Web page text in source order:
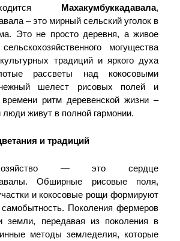
Махакумбуккадавала,
– это мирный сельский уголок в
Это не просто деревня, а живое
могущества
традиций и яркого духа
рассветы над кокосовыми
шелест рисовых полей и
времени ритм деревенской жизни –
люди живут в полной гармонии.
и традиций
— это сердце
Обширные рисовые поля,
и кокосовые рощи формируют
Поколения фермеров
земли, передавая из поколения в
методы земледелия, которые